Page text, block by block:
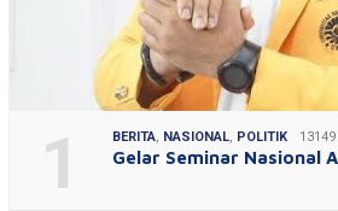
1 BERITA, NASIONAL, POLITIK
Gelar Seminar Nasional